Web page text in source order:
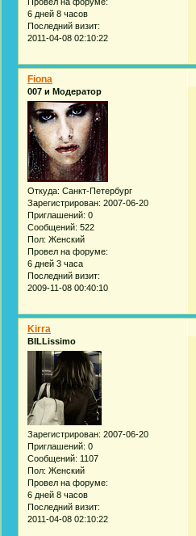
6 дней 8 часов
Последний визит:
2011-04-08 02:10:22
Fiona
007 и Модератор
Откуда: Санкт-Петербург
Зарегистрирован: 2007-06-20
Приглашений: 0
Сообщений: 522
Пол: Женский
Провел на форуме:
6 дней 3 часа
Последний визит:
2009-11-08 00:40:10
Kirra
BILLissimo
Зарегистрирован: 2007-06-20
Приглашений: 0
Сообщений: 1107
Пол: Женский
Провел на форуме:
6 дней 8 часов
Последний визит:
2011-04-08 02:10:22